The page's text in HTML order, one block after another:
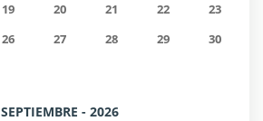
19 20 21 22
23
26 27 28 29
30
SEPTIEMBRE - 2026